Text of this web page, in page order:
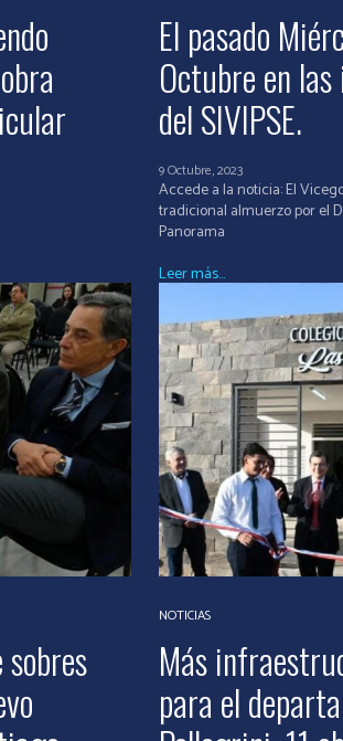
El pasado
Octubre en
del SIVIPSE.
9 Octubre, 2023
Accede a la noticia: El
tradicional almuerzo por el
Panorama
Leer más...
NOTICIAS
Más
para el